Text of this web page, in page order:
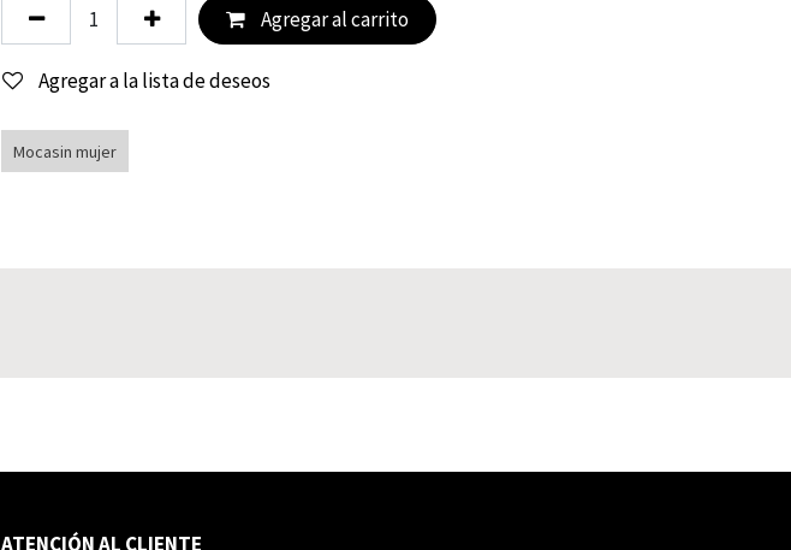
Agregar al carrito
Agregar a la lista de deseos
Mocasin mujer
ATENCIÓN AL CLIENTE